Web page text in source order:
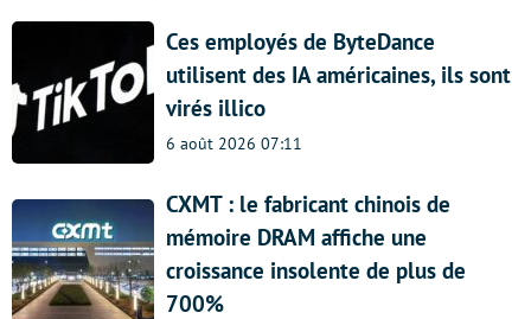
Ces employés de ByteDance
utilisent des IA américaines, ils sont
virés illico
6 août 2026 07:11
CXMT : le fabricant chinois de
mémoire DRAM affiche une
croissance insolente de plus de
700%